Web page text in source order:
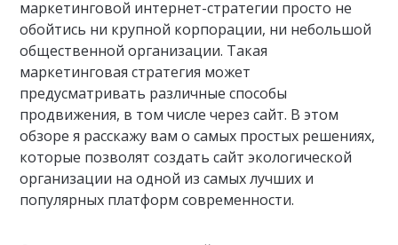
маркетинговой интернет-стратегии просто не
обойтись ни крупной корпорации, ни небольшой
общественной организации. Такая
маркетинговая стратегия может
предусматривать различные способы
продвижения, в том числе через сайт. В этом
обзоре я расскажу вам о самых простых решениях,
которые позволят создать сайт экологической
организации на одной из самых лучших и
популярных платформ современности.